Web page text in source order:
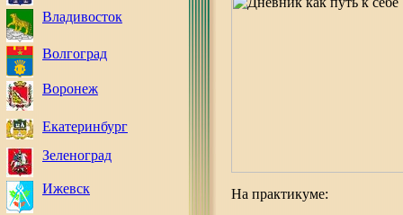
Владивосток
Волгоград
Воронеж
Екатеринбург
Зеленоград
Ижевск
На практикуме: